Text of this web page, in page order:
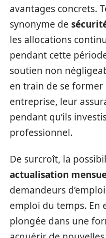
avantages concrets.
synonyme de
les allocations
pendant cette
soutien non
en train de se
entreprise, leur
pendant qu’ils
professionnel.
De surcroît, la
actualisation
demandeurs
emploi du temps. En
plongée dans une